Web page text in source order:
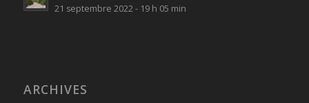
21 septembre 2022 - 19 h 05 min
ARCHIVES